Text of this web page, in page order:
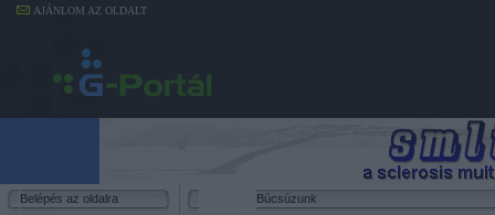
AJÁNLOM AZ OLDALT
Belépés az oldalra
Búcsúzunk